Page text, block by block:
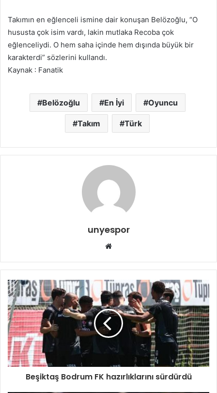
Takımın en eğlenceli ismine dair konuşan Belözoğlu, “O
hususta çok isim vardı, lakin mutlaka Recoba çok
eğlenceliydi. O hem saha içinde hem dışında büyük bir
karakterdi” sözlerini kullandı.
Kaynak : Fanatik
Belözoğlu En İyi Oyuncu
Takım Türk
unyespor
Web
Beşiktaş Bodrum FK hazırlıklarını sürdürdü